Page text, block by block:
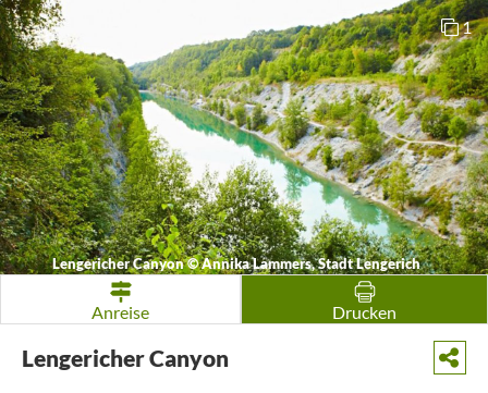
Lengericher Canyon©Annika Lammers, Stadt Lengerich
1
Anreise Drucken
Lengericher Canyon